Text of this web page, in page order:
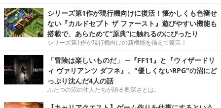
シリーズ第1作が現行機向けに復活！懐かしくも色褪せ
ない『カルドセプト ザ ファースト』遊びやすい機能も
搭載で、あらためて“原典”に触れるのにぴったり
シリーズ第1作が現行機向けの新機能を備えて復活！
「冒険は楽しいものだ」 ─『FF11』と『ウィザードリ
ィ ヴァリアンツ ダフネ』、"優しくないRPG"の沼にど
っぷり沈んだ4人の話
ふたつの沼の住人たちが語る奥深さとは。